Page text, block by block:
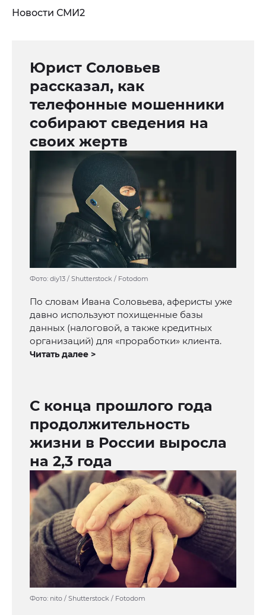
Новости СМИ2
Юрист Соловьев
рассказал, как
телефонные мошенники
собирают сведения на
своих жертв
Фото: diy13 / Shutterstock / Fotodom
По словам Ивана Соловьева, аферисты уже
давно используют похищенные базы
данных (налоговой, а также кредитных
организаций) для «проработки» клиента.
Читать далее >
С конца прошлого года
продолжительность
жизни в России выросла
на 2,3 года
Фото: nito / Shutterstock / Fotodom